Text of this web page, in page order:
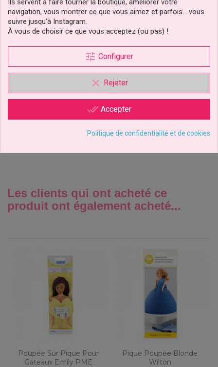
Moule Robe De Princesse
Prix
32,29 €
Les clients qui ont acheté ce
produit ont également acheté...
Poupée Sur Pique Pour
Gateaux Emily PME
Pique Poupée Blonde
Wilton
navigation, vous montrer ce que vous aimez et parfois… vous
suivre jusqu’à Instagram.
À vous de choisir ce que vous acceptez (ou pas) !
tune Configurer
clear Rejeter
done_all Accepter
Politique de confidentialité et de cookies